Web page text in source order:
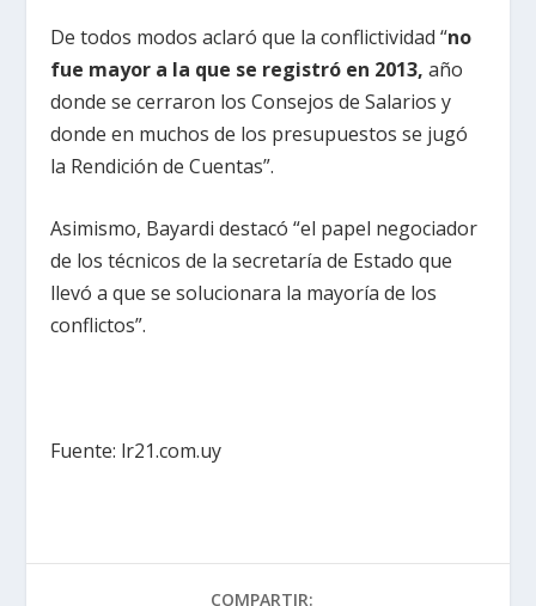
De todos modos aclaró que la conflictividad “no
fue mayor a la que se registró en 2013, año
donde se cerraron los Consejos de Salarios y
donde en muchos de los presupuestos se jugó
la Rendición de Cuentas”.
Asimismo, Bayardi destacó “el papel negociador
de los técnicos de la secretaría de Estado que
llevó a que se solucionara la mayoría de los
conflictos”.
Fuente: lr21.com.uy
COMPARTIR: